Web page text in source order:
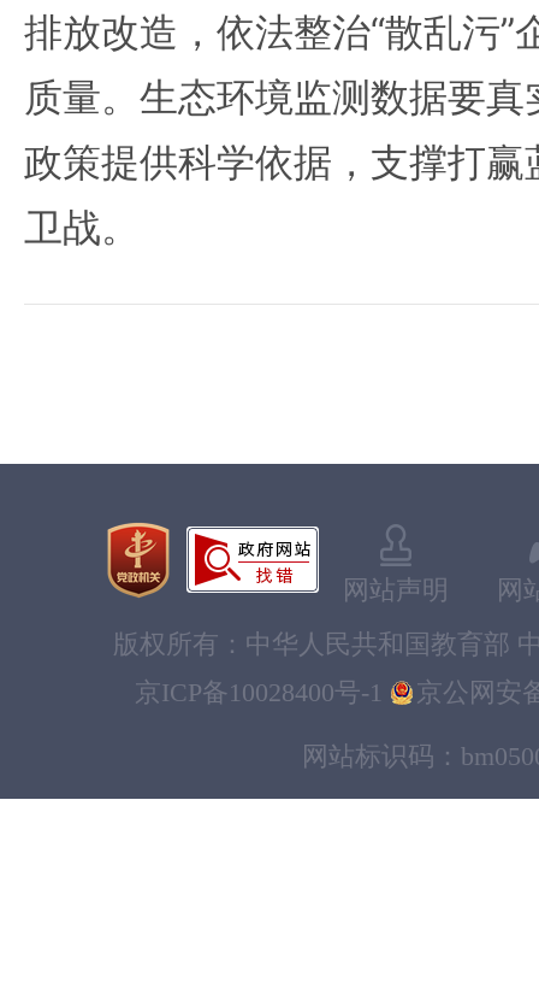
排放改造，依法整治“散乱污”
质量。生态环境监测数据要
政策提供科学依据，支撑打
卫战。
网站声明
网
版权所有：中华人民共和国教育部
京ICP备10028400号-1
京公网安
网站标识码：